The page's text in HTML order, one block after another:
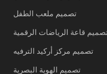
تصميم ملعب الطفل
قاعة الرياضات الرقمية
تصميم مركز أركيد الترفيه
تصميم الهوية البصرية